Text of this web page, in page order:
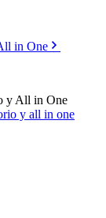
in One
y All in One
y all in one